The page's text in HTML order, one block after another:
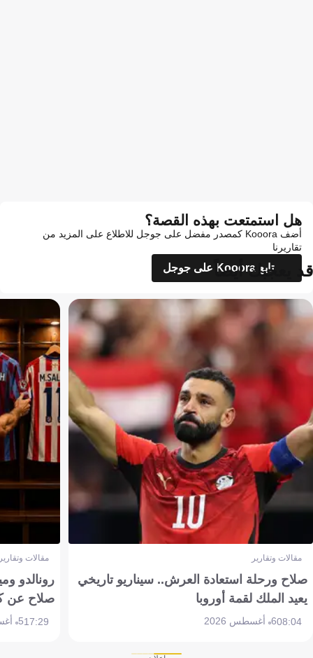
هل استمتعت بهذه القصة؟
أضف Kooora كمصدر مفضل على جوجل للاطلاع على المزيد من
تقاريرنا
تابع Kooora على جوجل
قد يعجبك أيضاً
مقالات وتقارير
صلاح ورحلة استعادة العرش.. سيناريو تاريخي
يعيد الملك لقمة أوروبا
08:046 أغسطس 2026
مقالات
رونالدو
صلاح عن
17:295 أغسطس 2026